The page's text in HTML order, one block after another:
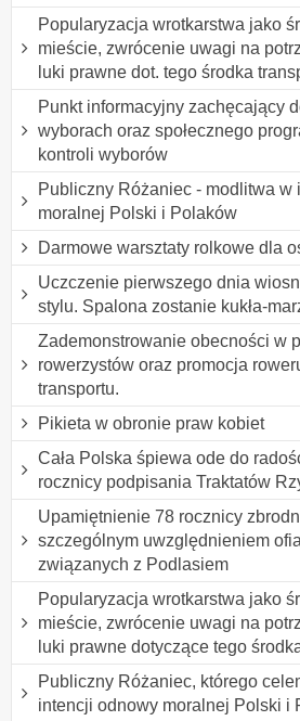
Popularyzacja wrotkarstwa jako
mieście, zwrócenie uwagi na
luki prawne dot. tego środka
Punkt informacyjny zachęcający
wyborach oraz społecznego
kontroli wyborów
Publiczny Różaniec - modlitwa w
moralnej Polski i Polaków
Darmowe warsztaty rolkowe dla
Uczczenie pierwszego dnia
stylu. Spalona zostanie kukła-
Zademonstrowanie obecności w
rowerzystów oraz promocja
transportu.
Pikieta w obronie praw kobiet
Cała Polska śpiewa ode do
rocznicy podpisania Traktatów
Upamiętnienie 78 rocznicy
szczególnym uwzględnieniem
związanych z Podlasiem
Popularyzacja wrotkarstwa jako
mieście, zwrócenie uwagi na
luki prawne dotyczące tego
Publiczny Różaniec, którego
intencji odnowy moralnej Polski i